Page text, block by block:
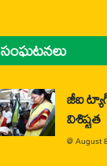
జీఐ
విశిష్టత
@August